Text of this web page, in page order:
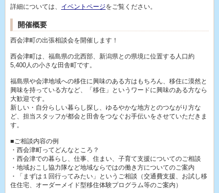
詳細については、 イベントページをご覧ください。
開催概要
西会津町の出張相談会を開催します！
西会津町は、福島県の北西部、新潟県との県境に位置する人口約
5,400人の小さな田舎町です。
福島県や会津地域への移住に興味のある方はもちろん、移住に漠然と
興味を持っている方など、「移住」というワードに興味のある方なら
大歓迎です。
新しい・自分らしい暮らし探し、ゆるやかな地方とのつながり方な
ど、担当スタッフが都会と田舎をつなぐお手伝いをさせていただきま
す。
■ご相談内容の例
・西会津町ってどんなところ？
・西会津での暮らし、仕事、住まい、子育て支援についてのご相談
・地域おこし協力隊など地域ならではの働き方についてのご案内
・「まずは１回行ってみたい」というご相談（交通費支援、お試し移
住住宅、オーダーメイド型移住体験プログラム等のご案内）